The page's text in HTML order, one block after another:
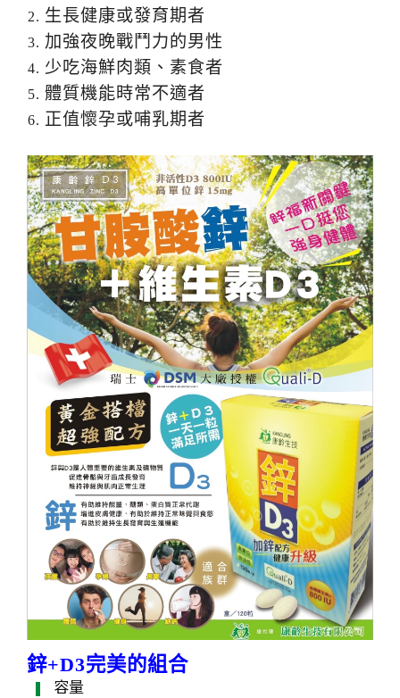
生長健康或發育期者
加強夜晚戰鬥力的男性
少吃海鮮肉類、素食者
體質機能時常不適者
正值懷孕或哺乳期者
鋅+D3完美的組合
容量